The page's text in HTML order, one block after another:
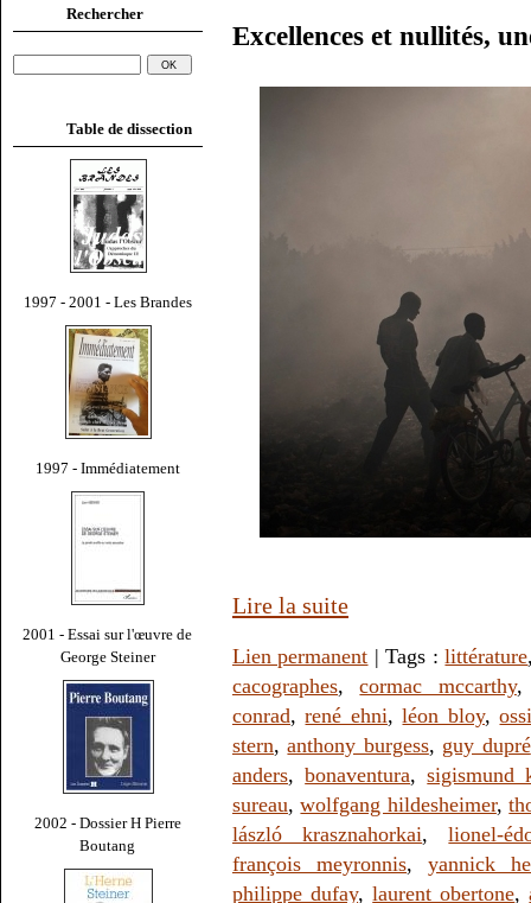
Rechercher
Table de dissection
1997 - 2001 - Les Brandes
1997 - Immédiatement
2001 - Essai sur l'œuvre de
George Steiner
2002 - Dossier H Pierre
Boutang
Excellences et nullités,
Lire la suite
Lien permanent | Tags :littérature
cacographes,cormac mccarthy
conrad,rené ehni,léon bloy,
stern,anthony burgess, guy dupré
anders,bonaventura,sigismund
sureau,wolfgang hildesheimer,
lászló krasznahorkai,lionel-
françois meyronnis,yannick
philippe dufay,laurent obertone,